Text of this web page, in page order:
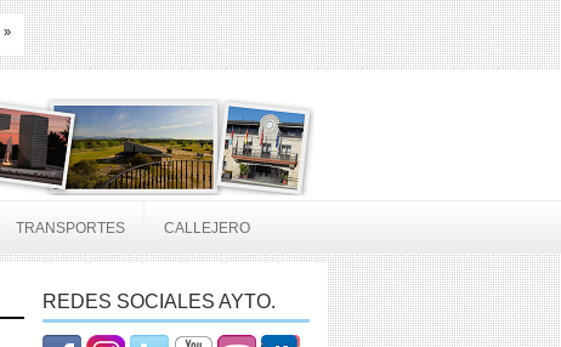
»
TRANSPORTES CALLEJERO
REDES SOCIALES AYTO.